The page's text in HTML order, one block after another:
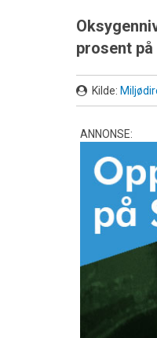
prosent
Kilde:
ANNONSE: